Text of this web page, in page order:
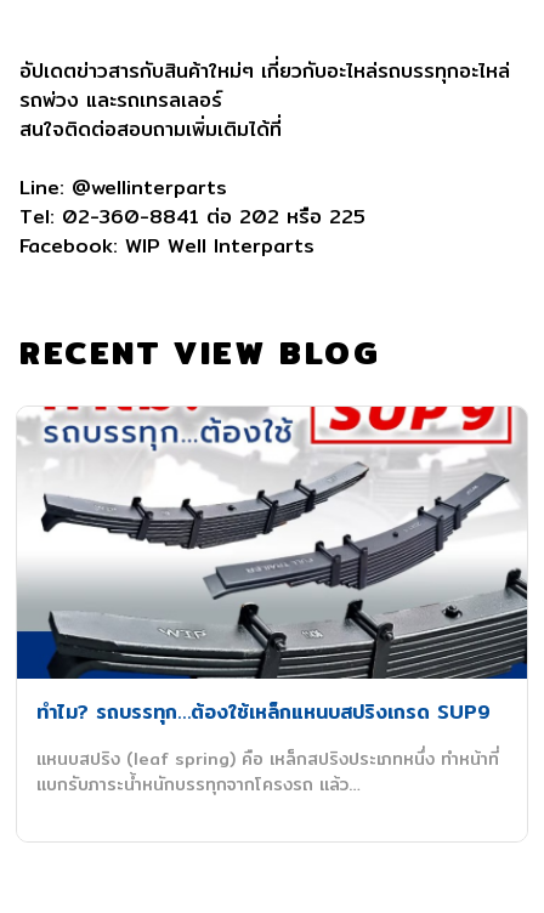
อัปเดตข่าวสารกับสินค้าใหม่ๆ เกี่ยวกับอะไหล่รถบรรทุกอะไหล่
รถพ่วง และรถเทรลเลอร์
สนใจติดต่อสอบถามเพิ่มเติมได้ที่
Line: @wellinterparts
Tel: 02-360-8841 ต่อ 202 หรือ 225
Facebook: WIP Well Interparts
RECENT VIEW BLOG
ทำไม? รถบรรทุก…ต้องใช้เหล็กแหนบสปริงเกรด SUP9
แหนบสปริง (leaf spring) คือ เหล็กสปริงประเภทหนึ่ง ทำหน้าที่
แบกรับภาระน้ำหนักบรรทุกจากโครงรถ แล้ว…